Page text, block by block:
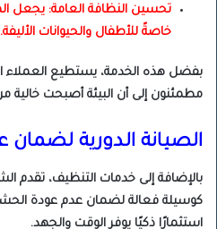
تحسين النظافة العامة: يجعل
خاصةً للأطفال والحيوانات الأليفة.
بفضل هذه الخدمة، يستطيع العملاء
مطمئنون إلى أن البيئة أصبحت خالية
الصيانة الدورية
بالإضافة إلى خدمات التنظيف، تقدم
كوسيلة فعالة لضمان عدم عودة
استثمارًا ذكيًا يوفر الوقت والجهد.